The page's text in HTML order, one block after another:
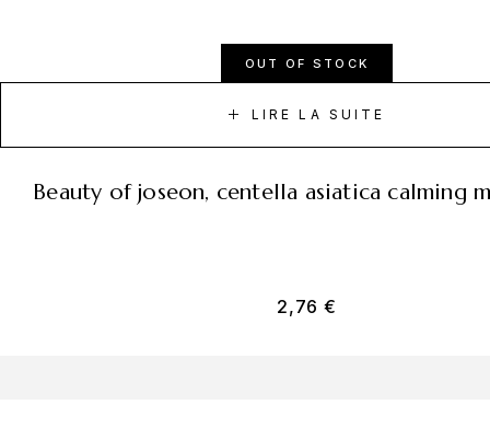
OUT OF STOCK
LIRE LA SUITE
beauty of joseon, centella asiatica calming
2,76€